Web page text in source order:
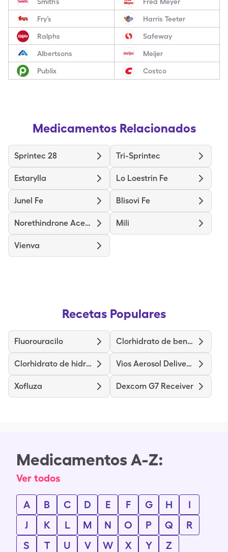
Fry’s Harris Teeter
Ralphs Safeway
Albertsons Meijer
Publix Costco
Medicamentos Relacionados
Sprintec 28 Tri-Sprintec
Estarylla Lo Loestrin Fe
Junel Fe Blisovi Fe
Norethindrone Acet-Ethinyl Est Mili
Vienva
Recetas Populares
Fluorouracilo Clorhidrato de benazepril
Clorhidrato de hidroxizina Vios Aerosol Delivery System
Xofluza Dexcom G7 Receiver
Medicamentos A-Z:
Ver todos
A B C D E F G H
I
J
K L M N O P Q
R
S
T U V W X Y Z